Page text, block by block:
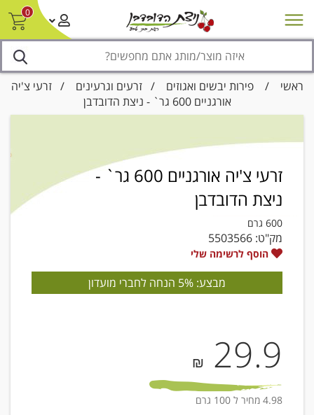
0
מבצעים סניפים צור קשר/ביטול הזמנה
ראשי /פירות יבשים ואגוזים /זרעים וגרעינים / זרעי צ'יה
אורגניים 600 גר` - ניצת הדובדבן
זרעי צ'יה אורגניים 600 גר` -
ניצת הדובדבן
600 גרם
מק"ט: 5503566
הוסף לרשימה שלי
מבצע: 5% הנחה לחברי מועדון
29.9
₪
4.98 מחיר ל 100 גרם